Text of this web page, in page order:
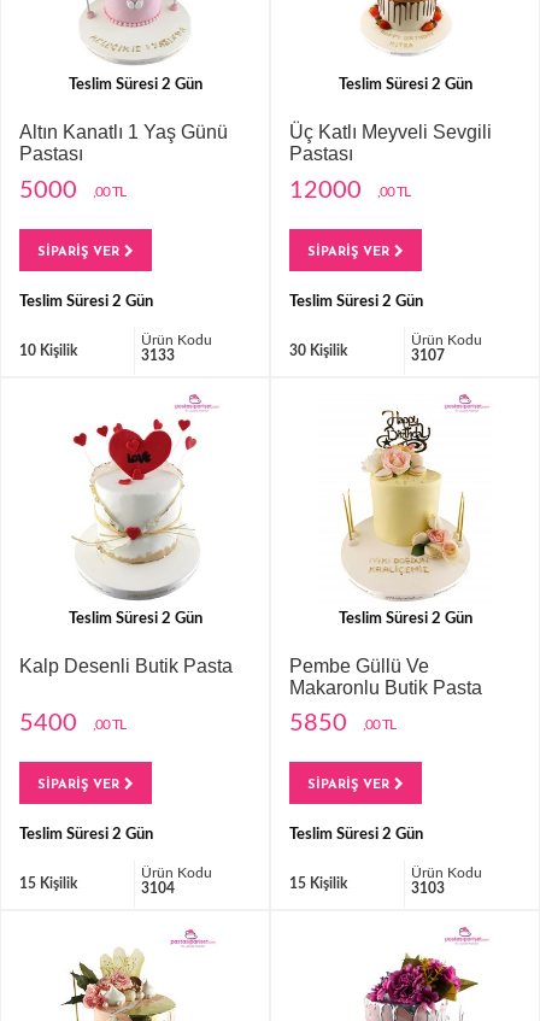
Teslim Süresi 2 Gün
Altın Kanatlı 1 Yaş Günü
Pastası
5000 ,00 TL
SİPARİŞ VER
Teslim Süresi 2 Gün
10 Kişilik
Ürün Kodu
3133
Teslim Süresi 2 Gün
Üç Katlı Meyveli Sevgili
Pastası
12000 ,00 TL
SİPARİŞ VER
Teslim Süresi 2 Gün
30 Kişilik
Ürün Kodu
3107
Teslim Süresi 2 Gün
Kalp Desenli Butik Pasta
5400 ,00 TL
SİPARİŞ VER
Teslim Süresi 2 Gün
15 Kişilik
Ürün Kodu
3104
Teslim Süresi 2 Gün
Pembe Güllü Ve
Makaronlu Butik Pasta
5850 ,00 TL
SİPARİŞ VER
Teslim Süresi 2 Gün
15 Kişilik
Ürün Kodu
3103